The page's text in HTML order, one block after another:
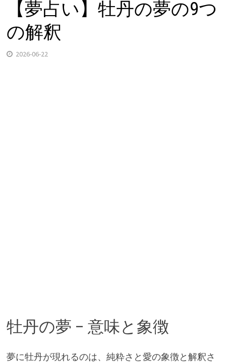
【夢占い】牡丹の夢の9つ
の解釈
2026-06-22
牡丹の夢 – 意味と象徴
夢に牡丹が現れるのは、純粋さと愛の象徴と解釈さ